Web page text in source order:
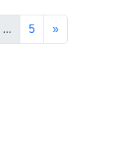
... 5 »